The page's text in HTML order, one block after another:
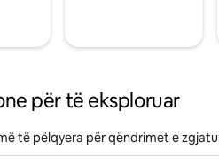
për të eksploruar
të pëlqyera për qëndrimet e